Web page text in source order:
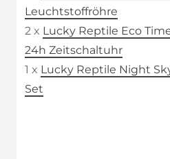
Leuchtstoffröhre
2 x Lucky Reptile Eco
24h Zeitschaltuhr
1 x Lucky Reptile Night
Set